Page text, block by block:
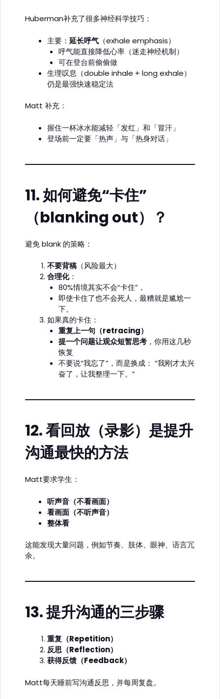
Huberman补充了很多神经科学技巧：
主要： 延长呼气 （exhale emphasis）
呼气能直接降低心率（迷走神经机制）
可在登台前偷偷做
生理叹息（double inhale + long exhale）
仍是最强快速稳定法
Matt 补充：
握住一杯冰水能减轻「发红」和「冒汗」
登场前一定要「热声」与「热身对话」
11.如何避免“卡住”
（blanking out）？
避免 blank 的策略：
不要背稿 （风险最大）
合理化：
80%情境其实不会“卡住”，
即使卡住了也不会死人，最糟就是尴尬一
下。
如果真的卡住：
重复上一句（retracing）
提一个问题让观众短暂思考，你用这几秒
恢复
不要说“我忘了”，而是换成： “我刚才太兴
奋了，让我整理一下。”
12.看回放（录影）是提升
沟通最快的方法
Matt要求学生：
听声音（不看画面）
看画面（不听声音）
整体看
这能发现大量问题，例如节奏、肢体、眼神、语言冗
余。
13.提升沟通的三步骤
重复（Repetition）
反思（Reflection）
获得反馈（Feedback）
Matt每天睡前写沟通反思，并每周复盘。